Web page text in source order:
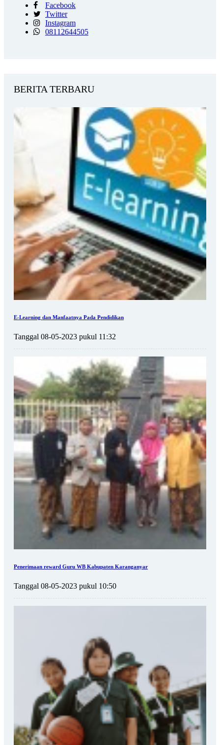
Facebook
Twitter
Instagram
08112644505
BERITA TERBARU
E-Learning dan Manfaatnya Pada Pendidikan
Tanggal 08-05-2023 pukul 11:32
Penerimaan reward Guru WB Kabupaten Karanganyar
Tanggal 08-05-2023 pukul 10:50